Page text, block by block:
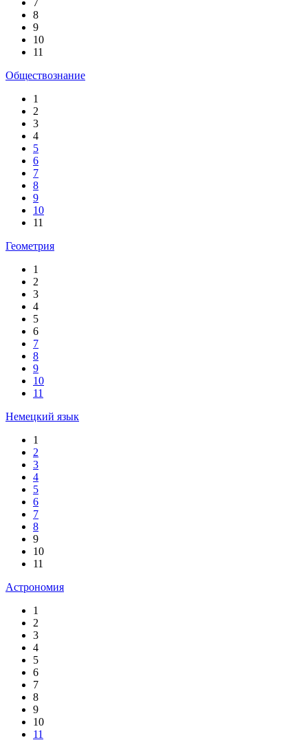
7
8
9
10
11
Обществознание
1
2
3
4
5
6
7
8
9
10
11
Геометрия
1
2
3
4
5
6
7
8
9
10
11
Немецкий язык
1
2
3
4
5
6
7
8
9
10
11
Астрономия
1
2
3
4
5
6
7
8
9
10
11